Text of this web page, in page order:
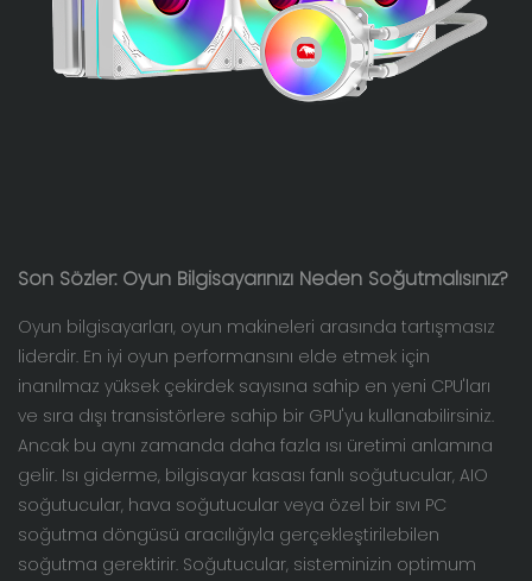
Son Sözler: Oyun Bilgisayarınızı Neden Soğutmalısınız?
Oyun bilgisayarları, oyun makineleri arasında tartışmasız
liderdir. En iyi oyun performansını elde etmek için
inanılmaz yüksek çekirdek sayısına sahip en yeni CPU'ları
ve sıra dışı transistörlere sahip bir GPU'yu kullanabilirsiniz.
Ancak bu aynı zamanda daha fazla ısı üretimi anlamına
gelir. Isı giderme, bilgisayar kasası fanlı soğutucular, AIO
soğutucular, hava soğutucular veya özel bir sıvı PC
soğutma döngüsü aracılığıyla gerçekleştirilebilen
soğutma gerektirir. Soğutucular, sisteminizin optimum